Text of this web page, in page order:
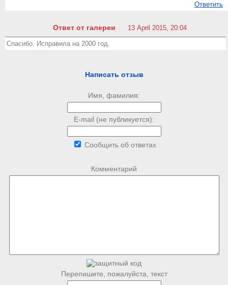
Ответить
Ответ от галереи 13 April 2015, 20:04
Спасибо. Исправила на 2000 год.
Написать отзыв
Имя, фамилия:
E-mail (не публикуется):
Сообщить об ответах
Комментарий
Перепишите, пожалуйста, текст